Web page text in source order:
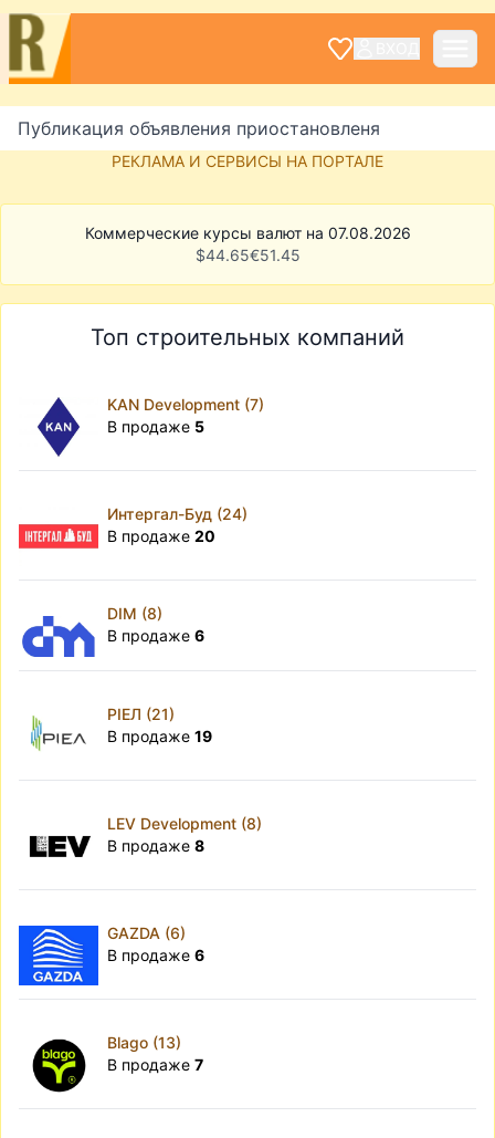
Публикация объявления приостановленя
РЕКЛАМА И СЕРВИСЫ НА ПОРТАЛЕ
Коммерческие курсы валют на 07.08.2026
$44.65€51.45
Топ строительных компаний
KAN Development (7)
В продаже 5
Интергал-Буд (24)
В продаже 20
DIM (8)
В продаже 6
РІЕЛ (21)
В продаже 19
LEV Development (8)
В продаже 8
GAZDA (6)
В продаже 6
Blago (13)
В продаже 7